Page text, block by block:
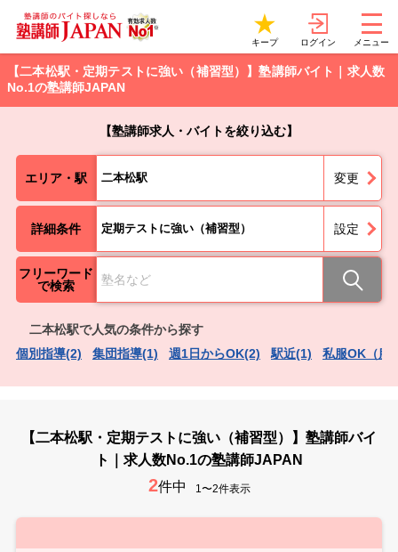
キープ ログイン メニュー
【二本松駅・定期テストに強い（補習型）】塾講師バイト｜求人数
No.1の塾講師JAPAN
【塾講師求人・バイトを絞り込む】
エリア・駅 二本松駅 変更
詳細条件 定期テストに強い（補習型） 設定
フリーワード
で検索
二本松駅で人気の条件から探す
個別指導(2)
集団指導(1) 週1日からOK(2) 駅近(1) 私服OK（服
【二本松駅・定期テストに強い（補習型）】塾講師バイ
ト｜求人数No.1の塾講師JAPAN
2件中 1〜2件表示